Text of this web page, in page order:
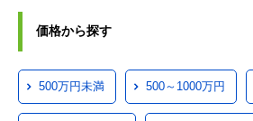
価格から探す
500万円未満 500～1000万円